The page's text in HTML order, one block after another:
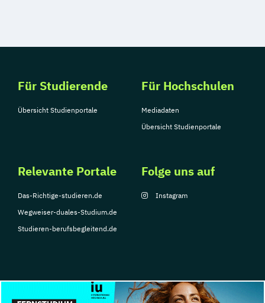
Für Studierende
Übersicht Studienportale
Für Hochschulen
Mediadaten
Übersicht Studienportale
Relevante Portale
Das-Richtige-studieren.de
Wegweiser-duales-Studium.de
Studieren-berufsbegleitend.de
Folge uns auf
Instagram